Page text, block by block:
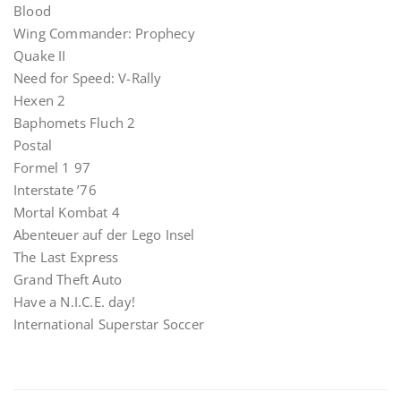
Blood
Wing Commander: Prophecy
Quake II
Need for Speed: V-Rally
Hexen 2
Baphomets Fluch 2
Postal
Formel 1 97
Interstate ’76
Mortal Kombat 4
Abenteuer auf der Lego Insel
The Last Express
Grand Theft Auto
Have a N.I.C.E. day!
International Superstar Soccer